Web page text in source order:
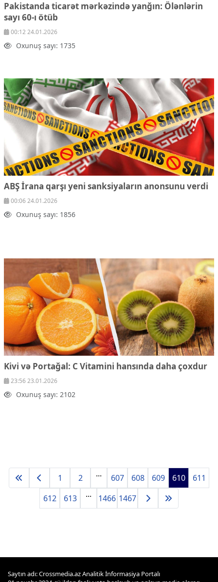
Pakistanda ticarət mərkəzində yanğın: Ölənlərin
sayı 60-ı ötüb
00:12 24.01.2026
Oxunuş sayı: 1735
ABŞ İrana qarşı yeni sanksiyaların anonsunu verdi
00:06 24.01.2026
Oxunuş sayı: 1856
Kivi və Portağal: C Vitamini hansında daha çoxdur
23:56 23.01.2026
Oxunuş sayı: 2102
1 2 ... 607 608 609 610
611
612
613 ... 1466 1467
Saytın adı: Crossmedia.az Analitik İnformasiya Portalı